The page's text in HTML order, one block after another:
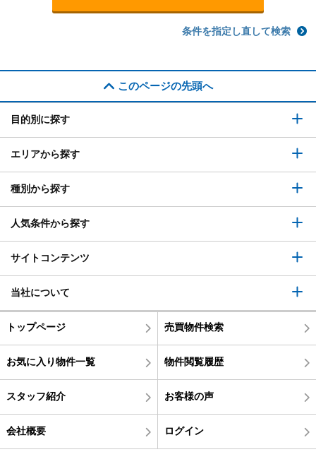
条件を指定し直して検索
このページの先頭へ
目的別に探す
エリアから探す
種別から探す
人気条件から探す
サイトコンテンツ
当社について
トップページ 売買物件検索
お気に入り物件一覧 物件閲覧履歴
スタッフ紹介 お客様の声
会社概要 ログイン